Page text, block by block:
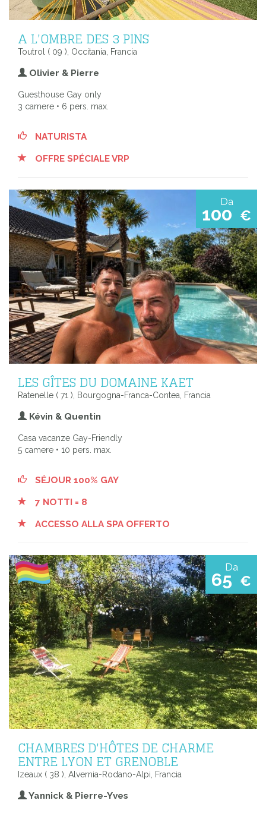
A L'OMBRE DES 3 PINS
Toutrol ( 09 ), Occitania, Francia
Olivier & Pierre
Guesthouse Gay only
3 camere • 6 pers. max.
NATURISTA
OFFRE SPÉCIALE VRP
Da
100 €
LES GÎTES DU DOMAINE KAET
Ratenelle ( 71 ), Bourgogna-Franca-Contea, Francia
Kévin & Quentin
Casa vacanze Gay-Friendly
5 camere • 10 pers. max.
SÉJOUR 100% GAY
7 NOTTI = 8
ACCESSO ALLA SPA OFFERTO
Da
65 €
CHAMBRES D'HÔTES DE CHARME
ENTRE LYON ET GRENOBLE
Izeaux ( 38 ), Alvernia-Rodano-Alpi, Francia
Yannick & Pierre-Yves